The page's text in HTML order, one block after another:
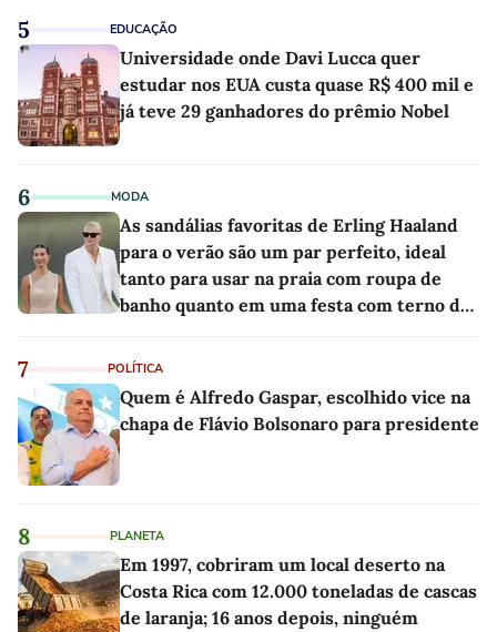
5 EDUCAÇÃO
Universidade onde Davi Lucca quer
estudar nos EUA custa quase R$ 400 mil e
já teve 29 ganhadores do prêmio Nobel
6 MODA
As sandálias favoritas de Erling Haaland
para o verão são um par perfeito, ideal
tanto para usar na praia com roupa de
banho quanto em uma festa com terno de
7 POLÍTICA
Quem é Alfredo Gaspar, escolhido vice na
chapa de Flávio Bolsonaro para presidente
8 PLANETA
Em 1997, cobriram um local deserto na
Costa Rica com 12.000 toneladas de cascas
de laranja; 16 anos depois, ninguém